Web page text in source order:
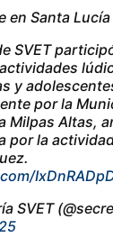
en Santa
SVET
y
por la
Milpas Altas,
por la
SVET